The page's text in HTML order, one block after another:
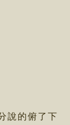
的俯了下